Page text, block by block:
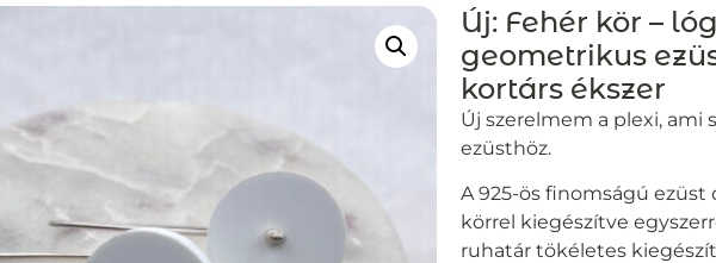
Új: Fehér kör –
geometrikus
kortárs ékszer
Új szerelmem a plexi, ami
ezüsthöz.
A 925-ös finomságú
körrel kiegészítve
ruhatár tökéletes